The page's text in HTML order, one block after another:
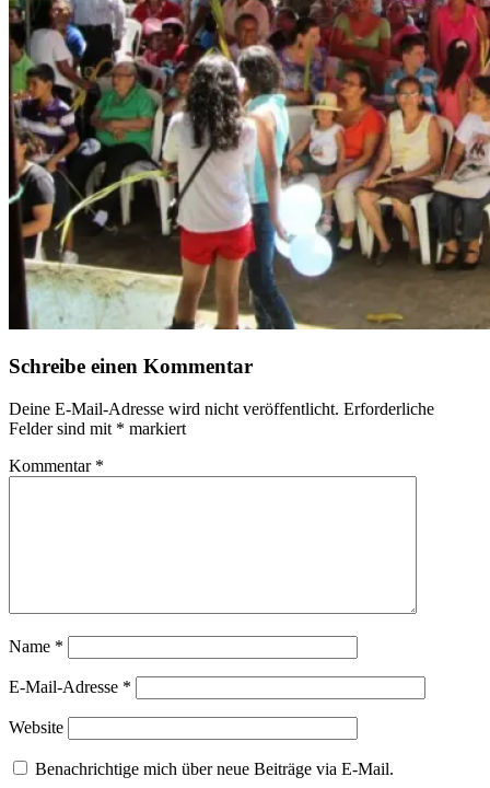
Schreibe einen Kommentar
Deine E-Mail-Adresse wird nicht veröffentlicht. Erforderliche
Felder sind mit * markiert
Kommentar *
Name *
E-Mail-Adresse *
Website
Benachrichtige mich über neue Beiträge via E-Mail.